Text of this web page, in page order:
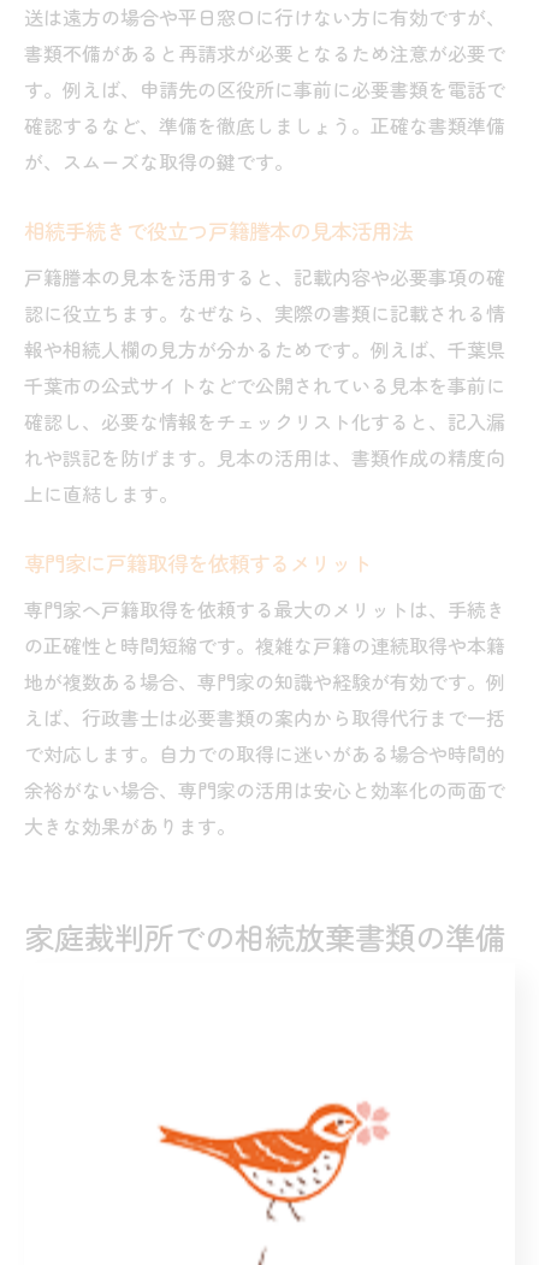
送は遠方の場合や平日窓口に行けない方に有効ですが、
書類不備があると再請求が必要となるため注意が必要で
す。例えば、申請先の区役所に事前に必要書類を電話で
確認するなど、準備を徹底しましょう。正確な書類準備
が、スムーズな取得の鍵です。
相続手続きで役立つ戸籍謄本の見本活用法
戸籍謄本の見本を活用すると、記載内容や必要事項の確
認に役立ちます。なぜなら、実際の書類に記載される情
報や相続人欄の見方が分かるためです。例えば、千葉県
千葉市の公式サイトなどで公開されている見本を事前に
確認し、必要な情報をチェックリスト化すると、記入漏
れや誤記を防げます。見本の活用は、書類作成の精度向
上に直結します。
専門家に戸籍取得を依頼するメリット
専門家へ戸籍取得を依頼する最大のメリットは、手続き
の正確性と時間短縮です。複雑な戸籍の連続取得や本籍
地が複数ある場合、専門家の知識や経験が有効です。例
えば、行政書士は必要書類の案内から取得代行まで一括
で対応します。自力での取得に迷いがある場合や時間的
余裕がない場合、専門家の活用は安心と効率化の両面で
大きな効果があります。
家庭裁判所での相続放棄書類の準備
相続放棄の手続きでは、戸籍謄本や除籍謄本、住民票、
相続放棄申述書などが必須です。まず、被相続人の出生
から死亡までの戸籍謄本を揃え、相続人自身の戸籍謄本